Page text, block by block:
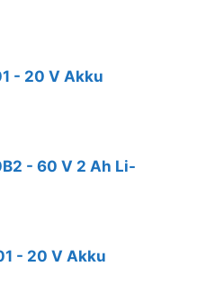
- 20 V Akku
- 60 V 2 Ah Li-
- 20 V Akku